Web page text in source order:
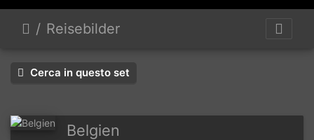
Reisebilder
Cerca in questo set
Belgien